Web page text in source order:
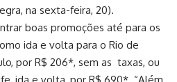
na sexta-feira, 20).
boas promoções até para os
ida e volta para o Rio de
por R$ 206*, sem as taxas, ou